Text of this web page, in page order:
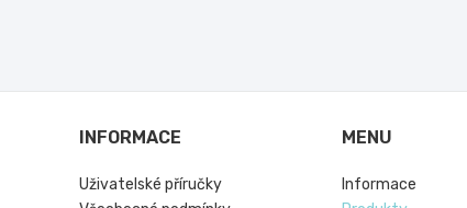
INFORMACE
Uživatelské příručky
MENU
Informace